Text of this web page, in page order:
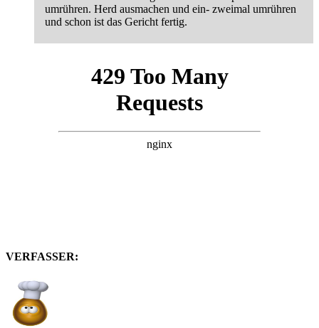
umrühren. Herd ausmachen und ein- zweimal umrühren
und schon ist das Gericht fertig.
VERFASSER: